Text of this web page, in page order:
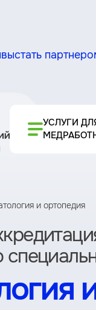
стать
УСЛУГИ
и ортопедия